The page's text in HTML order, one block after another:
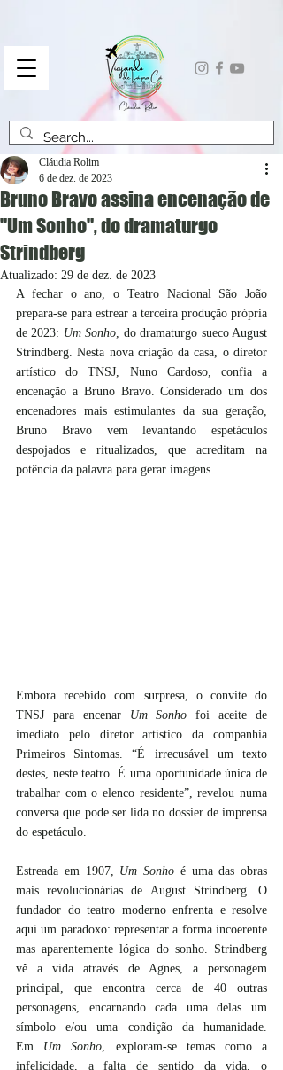
Bruno Bravo assina encenação de
"Um Sonho", do dramaturgo
Strindberg
Cláudia Rolim
6 de dez. de 2023
Atualizado: 29 de dez. de 2023
A fechar o ano, o Teatro Nacional São João
prepara-se para estrear a terceira produção própria
de 2023: Um Sonho, do dramaturgo sueco August
Strindberg. Nesta nova criação da casa, o diretor
artístico do TNSJ, Nuno Cardoso, confia a
encenação a Bruno Bravo. Considerado um dos
encenadores mais estimulantes da sua geração,
Bruno Bravo vem levantando espetáculos
despojados e ritualizados, que acreditam na
potência da palavra para gerar imagens.
Embora recebido com surpresa, o convite do
TNSJ para encenar Um Sonho foi aceite de
imediato pelo diretor artístico da companhia
Primeiros Sintomas. “É irrecusável um texto
destes, neste teatro. É uma oportunidade única de
trabalhar com o elenco residente”, revelou numa
conversa que pode ser lida no dossier de imprensa
do espetáculo.
Estreada em 1907, Um Sonho é uma das obras
mais revolucionárias de August Strindberg. O
fundador do teatro moderno enfrenta e resolve
aqui um paradoxo: representar a forma incoerente
mas aparentemente lógica do sonho. Strindberg
vê a vida através de Agnes, a personagem
principal, que encontra cerca de 40 outras
personagens, encarnando cada uma delas um
símbolo e/ou uma condição da humanidade.
Em Um Sonho, exploram-se temas como a
infelicidade, a falta de sentido da vida, o